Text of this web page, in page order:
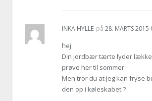
INKA HYLLE på 28. MARTS 2015
hej
Din jordbær tærte lyder
prøve her til sommer.
Men tror du at jeg kan fryse
den op i køleskabet ?